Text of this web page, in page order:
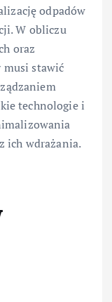
odpadów
W obliczu
oraz
musi stawić
technologie i
ich wdrażania.